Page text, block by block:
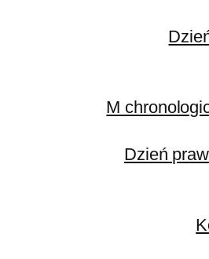
M
Dzień